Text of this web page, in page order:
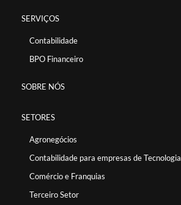
SERVIÇOS
Contabilidade
BPO Financeiro
SOBRE NÓS
SETORES
Agronegócios
Contabilidade para empresas de Tecnologia
Comércio e Franquias
Terceiro Setor